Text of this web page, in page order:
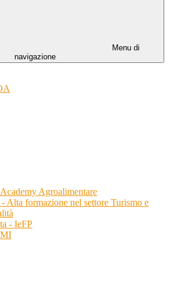
Menu di
navigazione
Agroalimentare
Alta formazione nel settore Turismo e
- IeFP